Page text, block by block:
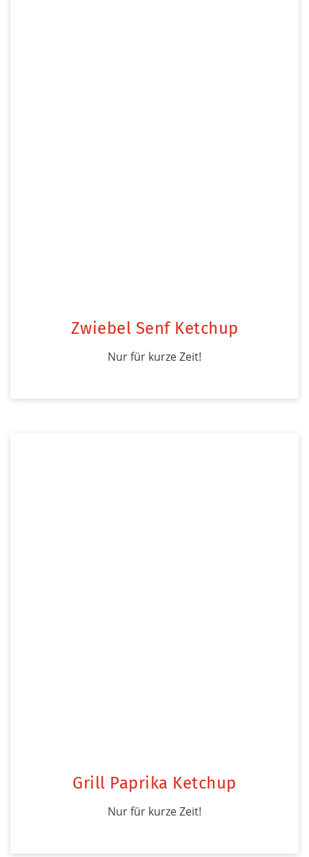
Zwiebel Senf Ketchup
Nur für kurze Zeit!
Grill Paprika Ketchup
Nur für kurze Zeit!